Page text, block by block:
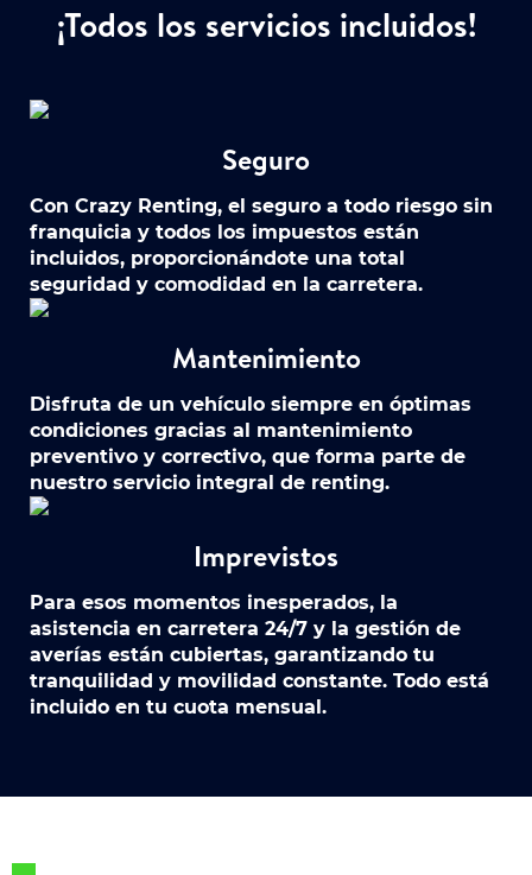
¡Todos los servicios incluidos!
Seguro
Con Crazy Renting, el seguro a todo riesgo sin
franquicia y todos los impuestos están
incluidos, proporcionándote una total
seguridad y comodidad en la carretera.
Mantenimiento
Disfruta de un vehículo siempre en óptimas
condiciones gracias al mantenimiento
preventivo y correctivo, que forma parte de
nuestro servicio integral de renting.
Imprevistos
Para esos momentos inesperados, la
asistencia en carretera 24/7 y la gestión de
averías están cubiertas, garantizando tu
tranquilidad y movilidad constante. Todo está
incluido en tu cuota mensual.